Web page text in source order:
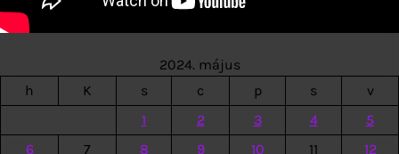
2024. május
h
K s c p s
v
1
2 3 4
5
6
7 8 9 10 11 12